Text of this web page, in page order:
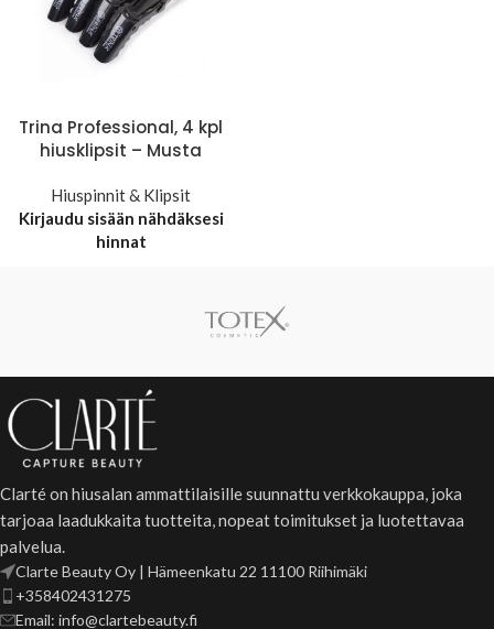
Trina Professional, 4 kpl
hiusklipsit – Musta
Hiuspinnit & Klipsit
Kirjaudu sisään nähdäksesi
hinnat
Clarté on hiusalan ammattilaisille suunnattu verkkokauppa, joka
tarjoaa laadukkaita tuotteita, nopeat toimitukset ja luotettavaa
palvelua.
Clarte Beauty Oy | Hämeenkatu 22 11100 Riihimäki
+358402431275
Email: info@clartebeauty.fi